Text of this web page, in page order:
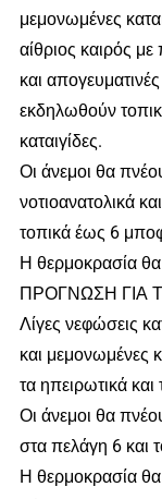
μεμονωμένες
αίθριος καιρός
και
εκδηλωθούν
καταιγίδες.
Οι άνεμοι θα
νοτιοανατολικά
τοπικά έως 6
Η θερμοκρασία
ΠΡΟΓΝΩΣΗ ΓΙΑ
Λίγες νεφώσεις
και μεμονωμένες
τα ηπειρωτικά
Οι άνεμοι θα
στα πελάγη 6 και
Η θερμοκρασία